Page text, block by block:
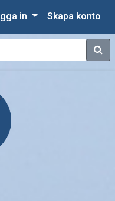
in Skapa konto
Sök